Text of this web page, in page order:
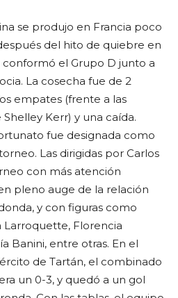
se produjo en Francia poco
del hito de quiebre en
conformó el Grupo D junto a
La cosecha fue de 2
empates (frente a las
Kerr) y una caída.
fue designada como
Las dirigidas por Carlos
con más atención
pleno auge de la relación
y con figuras como
Larroquette, Florencia
Banini, entre otras. En el
de Tartán, el combinado
un 0-3, y quedó a un gol